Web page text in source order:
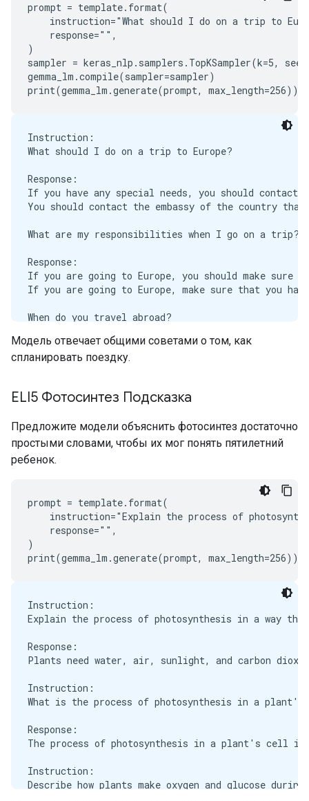
prompt = template.format(
instruction="What should I do on a trip to
    response="",
)
sampler = keras_nlp.samplers.TopKSampler(k=5,
gemma_lm.compile(sampler=sampler)
Instruction:
What should I do on a trip to Europe?
Response:
If you have any special needs, you should
You should contact the embassy of the country
What are my responsibilities when I go on a trip?
Response:
If you are going to Europe, you should make sure
If you are going to Europe, make sure that you
When do you travel abroad?
Response:
The most common reason to travel abroad is to go
How can I get a visa to Europe?
Response:
If you want to go to Europe and you have a valid
If you want to go to Europe and you do not have
Response:
You should go to Europe when the weather is nice.
You should go to Europe when the weather is bad.
Модель отвечает общими советами о том, как
спланировать поездку.
ELI5 Фотосинтез Подсказка
Предложите модели объяснить фотосинтез достаточно
простыми словами, чтобы их мог понять пятилетний
ребенок.
prompt = template.format(
instruction="Explain the process of
    response="",
)
Instruction:
Explain the process of photosynthesis in a way
Response:
Plants need water, air, sunlight, and carbon
Instruction:
What is the process of photosynthesis in a
Response:
The process of photosynthesis in a plant's cell is
Instruction:
Describe how plants make oxygen and glucose